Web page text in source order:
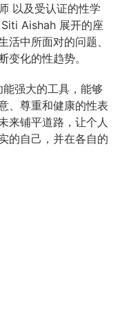
以及受认证的性学
Aishah 展开的座
中所面对的问题、
变化的性趋势。
强大的工具，能够
、尊重和健康的性表
来铺平道路，让个人
的自己，并在各自的